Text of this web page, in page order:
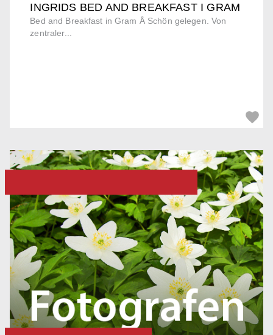
INGRIDS BED AND BREAKFAST I GRAM
Bed and Breakfast in Gram Å Schön gelegen. Von
zentraler...